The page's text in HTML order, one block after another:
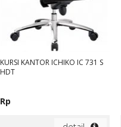
KURSI KANTOR ICHIKO IC 731 S
HDT
Rp